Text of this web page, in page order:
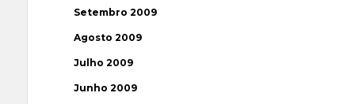
Setembro 2009
Agosto 2009
Julho 2009
Junho 2009